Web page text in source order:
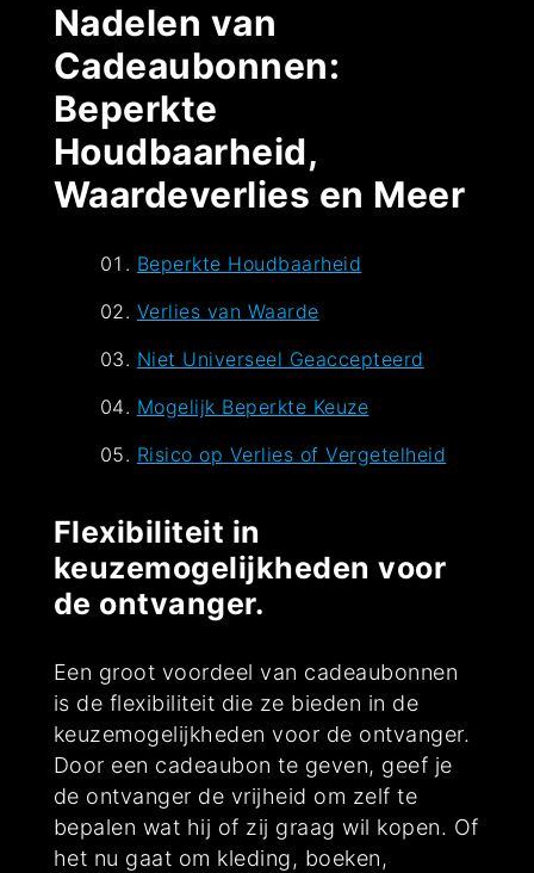
Nadelen van
Cadeaubonnen:
Beperkte
Houdbaarheid,
Waardeverlies en Meer
Beperkte Houdbaarheid
Verlies van Waarde
Niet Universeel Geaccepteerd
Mogelijk Beperkte Keuze
Risico op Verlies of Vergetelheid
Flexibiliteit in
keuzemogelijkheden voor
de ontvanger.
Een groot voordeel van cadeaubonnen
is de flexibiliteit die ze bieden in de
keuzemogelijkheden voor de ontvanger.
Door een cadeaubon te geven, geef je
de ontvanger de vrijheid om zelf te
bepalen wat hij of zij graag wil kopen. Of
het nu gaat om kleding, boeken,